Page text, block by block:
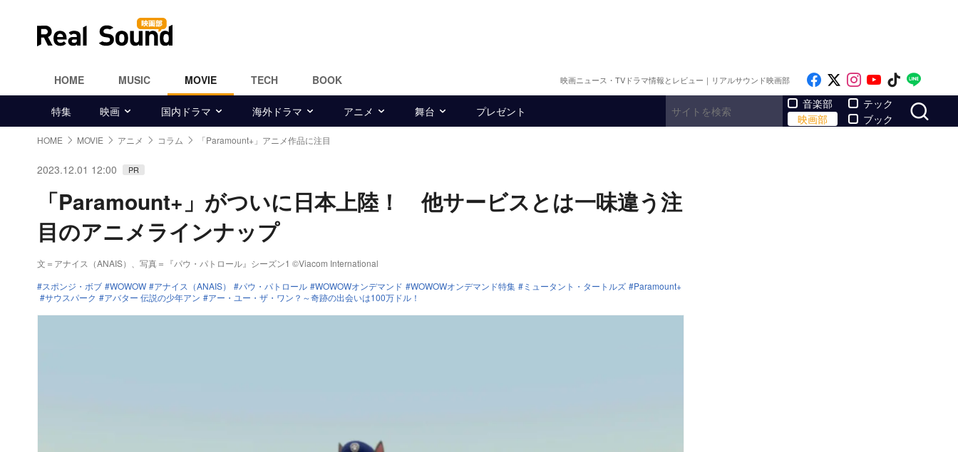
HOME MUSIC MOVIE TECH BOOK 映画ニュース・TVドラマ情報とレビュー｜リアルサウンド映画部 Like on Facebook
Follow on x
Follow on
Follow on
Follow
特集 映画 国内ドラマ 海外ドラマ アニメ 舞台 プレゼント
音楽部
映画部
テック
ブック
HOME MOVIE アニメ コラム 「Paramount+」アニメ作品に注目
2023.12.01 12:00 PR
「Paramount+」がついに日本上陸！ 他サービスとは一味違う注
目のアニメラインナップ
文＝アナイス（ANAIS）
、写真＝『パウ・パトロール』シーズン1 ©Viacom International
スポンジ・ボブ
WOWOW アナイス（ANAIS） パウ・パトロール WOWOWオンデマンド WOWOWオンデマンド特集 ミュータント・タートルズ
Paramount+
サウスパーク
アバター 伝説の少年アン アー・ユー・ザ・ワン？～奇跡の出会いは100万ドル！